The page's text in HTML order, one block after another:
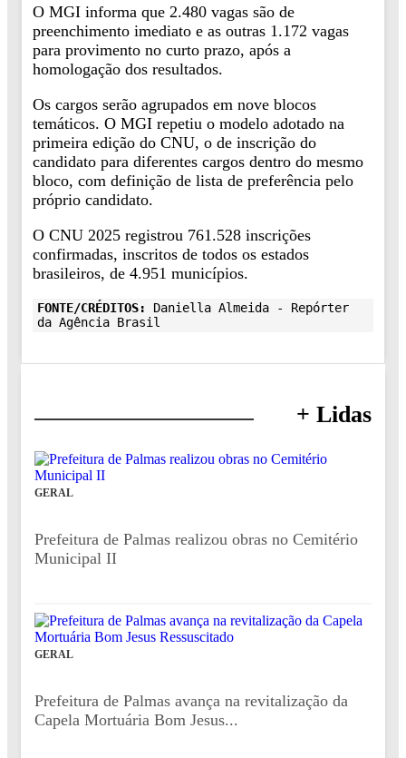
O MGI informa que 2.480 vagas são de
preenchimento imediato e as outras 1.172 vagas
para provimento no curto prazo, após a
homologação dos resultados.
Os cargos serão agrupados em nove blocos
temáticos. O MGI repetiu o modelo adotado na
primeira edição do CNU, o de inscrição do
candidato para diferentes cargos dentro do mesmo
bloco, com definição de lista de preferência pelo
próprio candidato.
O CNU 2025 registrou 761.528 inscrições
confirmadas, inscritos de todos os estados
brasileiros, de 4.951 municípios.
FONTE/CRÉDITOS:
Daniella Almeida - Repórter
da Agência Brasil
+ Lidas
GERAL
Prefeitura de Palmas realizou obras no Cemitério
Municipal II
GERAL
Prefeitura de Palmas avança na revitalização da
Capela Mortuária Bom Jesus...